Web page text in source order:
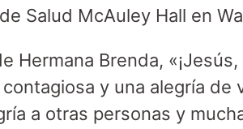
Salud McAuley Hall en
Hermana Brenda,
contagiosa y una alegría
a otras personas y